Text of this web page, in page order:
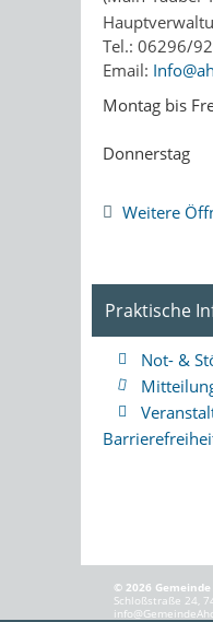
Tel.: 06296/
Email:
Montag bis
Donnerstag
Weitere
Praktische
Not- &
© 2026
Schloßstraße 24,